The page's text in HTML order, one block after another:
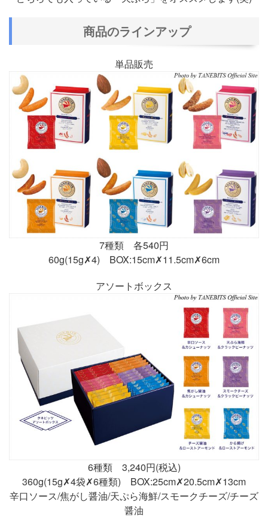
商品のラインアップ
単品販売
7種類 各540円
60g(15g✗4) BOX:15cm✗11.5cm✗6cm
アソートボックス
6種類 3,240円(税込)
360g(15g✗4袋✗6種類) BOX:25cm✗20.5cm✗13cm
辛口ソース/焦がし醤油/天ぷら海鮮/スモークチーズ/チーズ
醤油